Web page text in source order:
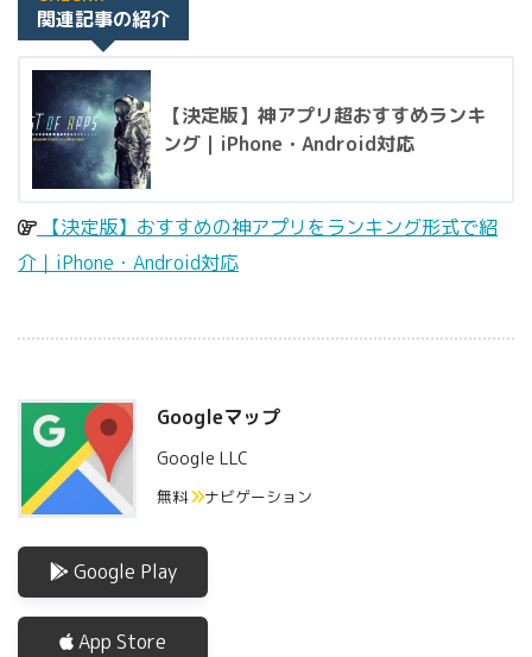
関連記事の紹介
【決定版】神アプリ超おすすめランキ
ング｜iPhone・Android対応
【決定版】おすすめの神アプリをランキング形式で紹
介｜iPhone・Android対応
Googleマップ
Google LLC
無料 ナビゲーション
Google Play
App Store